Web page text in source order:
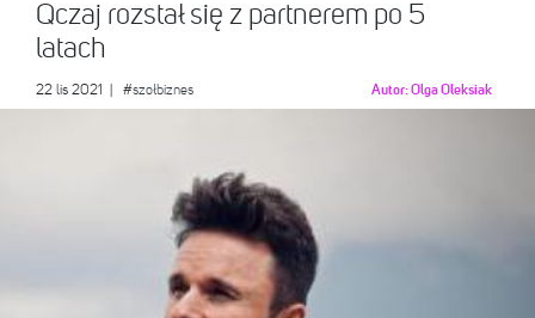
Qczaj rozstał się z partnerem po 5
latach
22 lis 2021 #szołbiznes Autor:Olga Oleksiak